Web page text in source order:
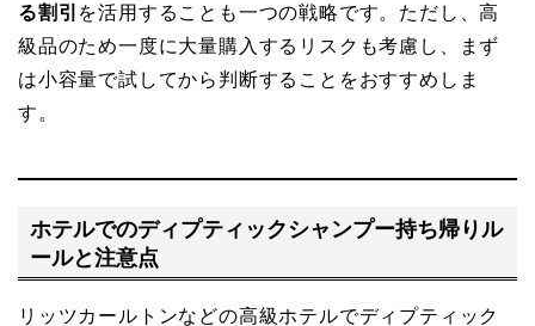
る割引 を活用することも一つの戦略です。ただし、高
級品のため一度に大量購入するリスクも考慮し、まず
は小容量で試してから判断することをおすすめしま
す。
ホテルでのディプティックシャンプー持ち帰りル
ールと注意点
リッツカールトンなどの高級ホテルでディプティック